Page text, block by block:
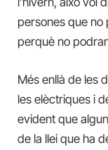
persones que no
perquè no
Més enllà de les
les elèctriques i
evident que
de la llei que ha